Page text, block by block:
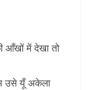
आँखों में देखा तो
उसे यूँ अकेला